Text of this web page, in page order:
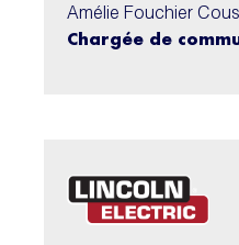
Amélie Fouchier
Chargée de